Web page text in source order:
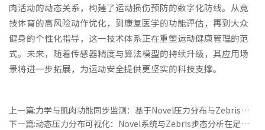
肉活动的动态关系，构建了运动损伤预防的数字化防线。从竞
技体育的高风险动作优化，到康复医学的功能评估，再到大众
健身的个性化指导，这一技术体系正在重塑运动健康管理的范
式。未来，随着传感器精度与算法模型的持续升级，其应用场
景将进一步拓展，为运动安全提供更坚实的科技支撑。
上一篇:力学与肌肉功能同步监测：基于Novel压力分布与Zebris平衡训练的智能康复平台
下一篇:动态压力分布可视化：Novel系统与Zebris步态分析在足踝康复中的创新实践